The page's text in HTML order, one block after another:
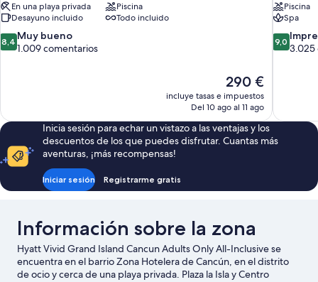
En una playa privada
Piscina
Desayuno incluido
Todo incluido
8.4
sobre
8,4 Muy bueno
1.009 comentarios
El
precio
actual
de
290 €
290 €
incluye tasas e impuestos
Del 10 ago al 11 ago
Piscina
Spa
9.0
sobre
9,0
3.025
Inicia sesión para echar un vistazo a las ventajas y los
descuentos de los que puedes disfrutar. Cuantas más
aventuras, ¡más recompensas!
Iniciar sesión Registrarme gratis
Información sobre la zona
Hyatt Vivid Grand Island Cancun Adults Only All-Inclusive se
encuentra en el barrio Zona Hotelera de Cancún, en el distrito
de ocio y cerca de una playa privada. Plaza la Isla y Centro